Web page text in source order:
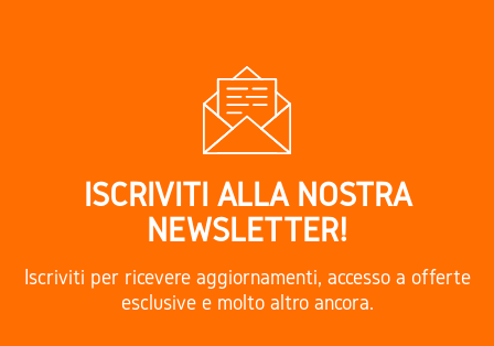
ISCRIVITI ALLA NOSTRA
NEWSLETTER!
Iscriviti per ricevere aggiornamenti, accesso a offerte
esclusive e molto altro ancora.